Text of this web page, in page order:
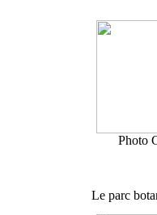
Photo
Le parc